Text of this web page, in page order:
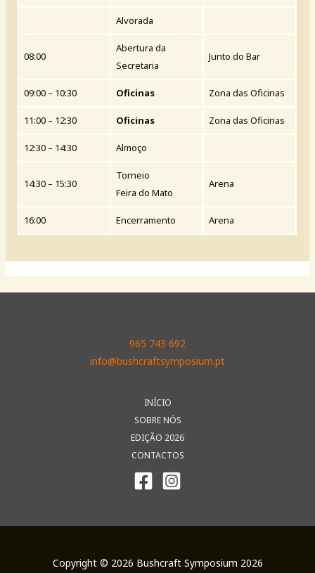
Alvorada
08:00
Abertura da
Secretaria
Junto do Bar
09:00 – 10:30 Oficinas Zona das Oficinas
11:00 – 12:30 Oficinas Zona das Oficinas
12:30 – 14:30 Almoço
14:30 – 15:30
Torneio
Feira do Mato
Arena
16:00 Encerramento Arena
965 743 692
info@bushcraftsymposium.pt
INÍCIO
SOBRE NÓS
EDIÇÃO 2026
CONTACTOS
Copyright © 2026 Bushcraft Symposium 2026